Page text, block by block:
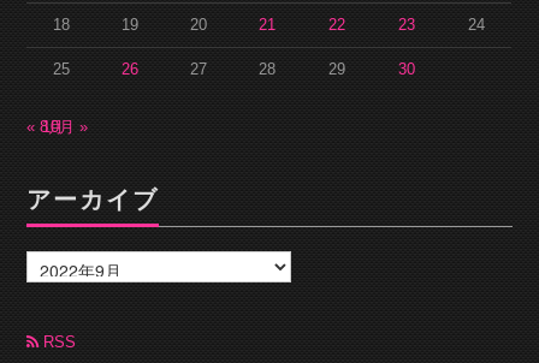
18 19 20 21 22 23 24
25 26 27 28 29 30
« 8月
10月 »
アーカイブ
ー
カ
ブ RSS